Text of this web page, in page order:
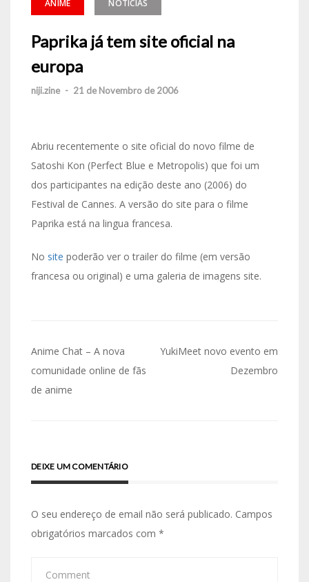
ANIME NOTÍCIAS
Paprika já tem site oficial na
europa
niji.zine - 21 de Novembro de 2006
Abriu recentemente o site oficial do novo filme de
Satoshi Kon (Perfect Blue e Metropolis) que foi um
dos participantes na edição deste ano (2006) do
Festival de Cannes. A versão do site para o filme
Paprika está na lingua francesa.
No site poderão ver o trailer do filme (em versão
francesa ou original) e uma galeria de imagens site.
Navegação
de
artigos
Anime Chat – A nova
comunidade online de fãs
de anime
YukiMeet novo evento em
Dezembro
DEIXE UM COMENTÁRIO
O seu endereço de email não será publicado. Campos
obrigatórios marcados com *